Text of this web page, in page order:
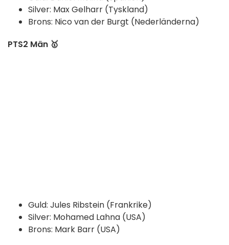
Silver: Max Gelharr (Tyskland)
Brons: Nico van der Burgt (Nederländerna)
PTS2 Män 🥇
Guld: Jules Ribstein (Frankrike)
Silver: Mohamed Lahna (USA)
Brons: Mark Barr (USA)